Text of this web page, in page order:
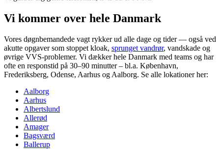
Vi kommer over hele Danmark
Vores døgnbemandede vagt rykker ud alle dage og tider — også ved
akutte opgaver som stoppet kloak, sprunget vandrør, vandskade og
øvrige VVS-problemer. Vi dækker hele Danmark med teams og har
ofte en responstid på 30–90 minutter – bl.a. København,
Frederiksberg, Odense, Aarhus og Aalborg. Se alle lokationer her:
Aalborg
Aarhus
Albertslund
Allerød
Amager
Bagsværd
Ballerup